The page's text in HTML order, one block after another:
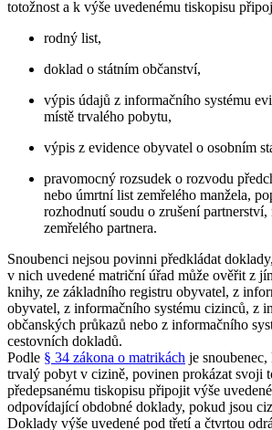
totožnost a k výše uvedenému tiskopisu
rodný list,
doklad o státním občanství,
výpis údajů z informačního systému
místě trvalého pobytu,
výpis z evidence obyvatel o osobním
pravomocný rozsudek o rozvodu
nebo úmrtní list zemřelého manžela,
rozhodnutí soudu o zrušení
zemřelého partnera.
Snoubenci nejsou povinni předkládat
v nich uvedené matriční úřad může ověřit z
knihy, ze základního registru obyvatel, z
obyvatel, z informačního systému cizinců, z
občanských průkazů nebo z informačního
cestovních dokladů.
Podle § 34 zákona o matrikách je
trvalý pobyt v cizině, povinen prokázat svoji
předepsanému tiskopisu připojit výše
odpovídající obdobné doklady, pokud jsou
Doklady výše uvedené pod třetí a čtvrtou